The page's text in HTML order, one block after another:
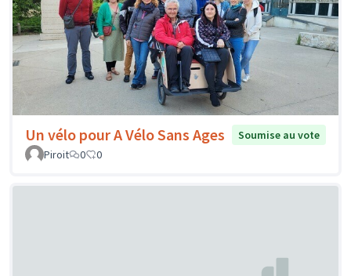
Un vélo pour A Vélo Sans Ages
Soumise au vote
Piroit
0 0